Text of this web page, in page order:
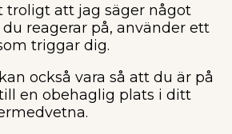
troligt att jag säger något
reagerar på, använder ett
triggar dig.
också vara så att du är på
en obehaglig plats i ditt